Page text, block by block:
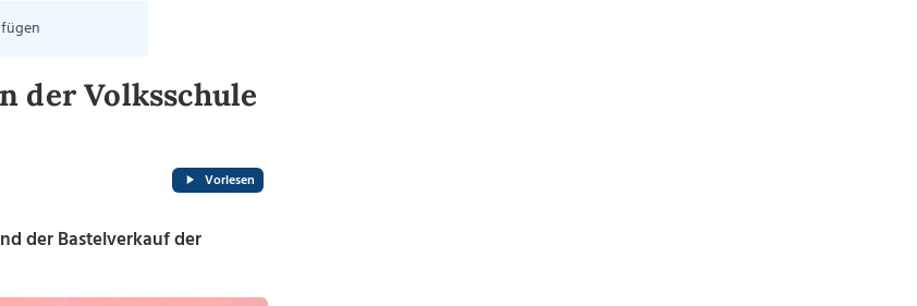
der Volksschule
Vorlesen
der Bastelverkauf der